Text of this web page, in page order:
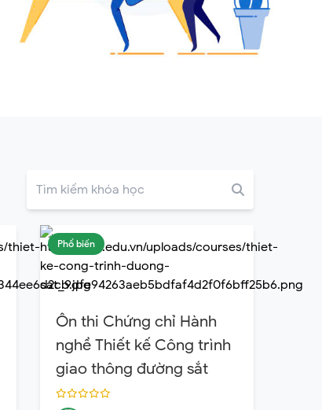
Phổ biến
Ôn thi Chứng chỉ Hành
nghề Thiết kế Công trình
giao thông đường sắt